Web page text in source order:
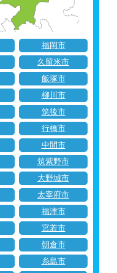
福岡市
久留米市
飯塚市
柳川市
筑後市
行橋市
中間市
筑紫野市
大野城市
太宰府市
福津市
宮若市
朝倉市
糸島市